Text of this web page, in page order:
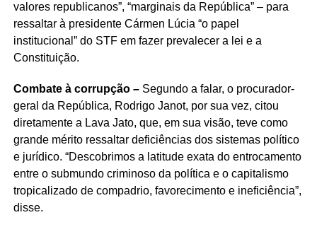
valores republicanos”, “marginais da República” – para
ressaltar à presidente Cármen Lúcia “o papel
institucional” do STF em fazer prevalecer a lei e a
Constituição.
Combate à corrupção –Segundo a falar, o procurador-
geral da República, Rodrigo Janot, por sua vez, citou
diretamente a Lava Jato, que, em sua visão, teve como
grande mérito ressaltar deficiências dos sistemas político
e jurídico. “Descobrimos a latitude exata do entrocamento
entre o submundo criminoso da política e o capitalismo
tropicalizado de compadrio, favorecimento e ineficiência”,
disse.